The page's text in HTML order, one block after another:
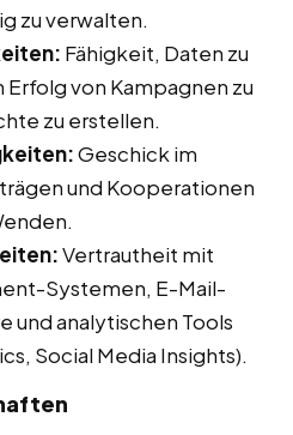
zu verwalten.
Fähigkeit, Daten zu
Erfolg von Kampagnen zu
zu erstellen.
Geschick im
und Kooperationen
Vertrautheit mit
Systemen, E-Mail-
und analytischen Tools
Social Media Insights).